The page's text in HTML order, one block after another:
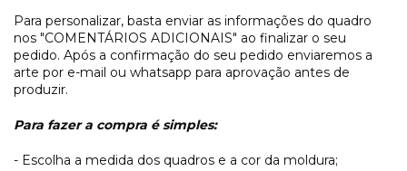
Para personalizar, basta enviar as informações do quadro
nos "COMENTÁRIOS ADICIONAIS" ao finalizar o seu
pedido. Após a confirmação do seu pedido enviaremos a
arte por e-mail ou whatsapp para aprovação antes de
produzir.
Para fazer a compra é simples:
- Escolha a medida dos quadros e a cor da moldura;